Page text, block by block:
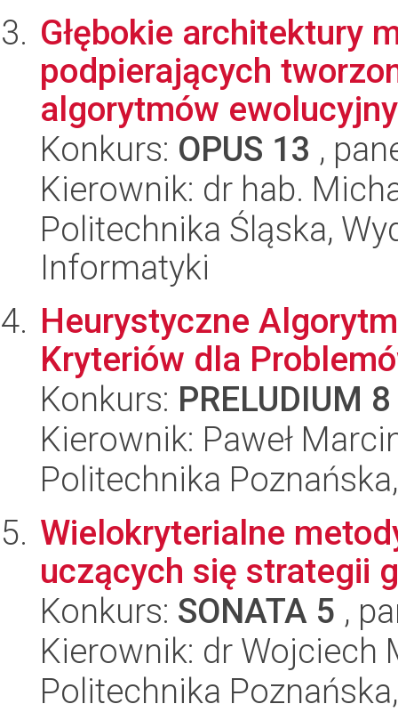
Głębokie architektury
podpierających
algorytmów
Konkurs: OPUS 13 ,
Kierownik: dr hab.
Politechnika Śląska,
Informatyki
Heurystyczne
Kryteriów dla
Konkurs: PRELUDIUM 8
Kierownik: Paweł
Politechnika
Wielokryterialne
uczących się strategii
Konkurs: SONATA 5 ,
Kierownik: dr Wojciech
Politechnika